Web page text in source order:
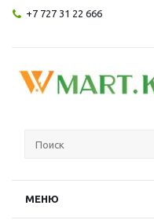
+7 727 31 22 666
МЕНЮ